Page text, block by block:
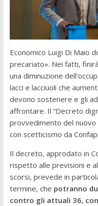
Economico Luigi Di Maio
precariato». Nei fatti,
una diminuzione
lacci e lacciuoli che
devono sostenere e gli
affrontare. Il “Decreto
provvedimento del
con scetticismo da
Il decreto, approdato in
rispetto alle previsioni e
scorsi, prevede in
termine, che potranno
contro gli attuali 36,